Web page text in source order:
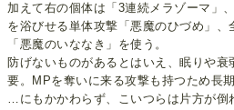
加えて右の個体は「3連続メラゾーマ」
を浴びせる単体攻撃「悪魔のひづめ」、
「悪魔のいななき」を使う。
防げないものがあるとはいえ、眠りや
要。MPを奪いに来る攻撃も持つため長
…にもかかわらず、こいつらは片方が倒